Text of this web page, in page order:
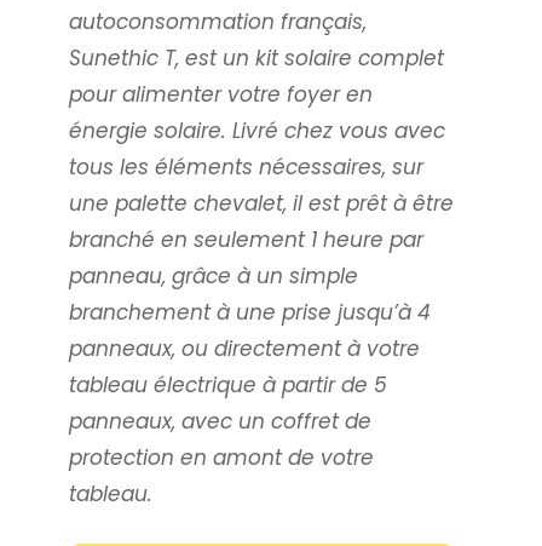
autoconsommation français,
Sunethic T, est un kit solaire complet
pour alimenter votre foyer en
énergie solaire. Livré chez vous avec
tous les éléments nécessaires, sur
une palette chevalet, il est prêt à être
branché en seulement 1 heure par
panneau, grâce à un simple
branchement à une prise jusqu’à 4
panneaux, ou directement à votre
tableau électrique à partir de 5
panneaux, avec un coffret de
protection en amont de votre
tableau.